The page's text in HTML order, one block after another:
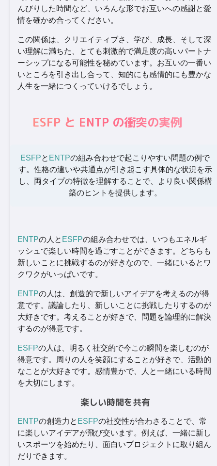
んびりした時間など、いろんな形でお互いへの感謝と愛
情を確かめ合ってください。
この関係は、クリエイティブさ、学び、成長、そして深
い理解に満ちた、とても刺激的で満足度の高いパートナ
ーシップになる可能性を秘めています。お互いの一番い
いところを引き出し合って、知的にも感情的にも豊かな
人生を一緒につくっていけるでしょう。
ESFP と ENTP の衝突の実例
ESFPと ENTPの組み合わせで起こりやすい問題の例で
す。性格の違いや共通点が引き起こす具体的な状況を示
し、両タイプの特徴を理解することで、より良い関係構
築のヒントを提供します。
ENTPの人と ESFPの組み合わせでは、いつもエネルギ
ッシュで楽しい時間を過ごすことができます。どちらも
新しいことに挑戦するのが好きなので、一緒にいるとワ
クワクがいっぱいです。
ENTPの人は、創造的で新しいアイデアを考えるのが得
意です。議論したり、新しいことに挑戦したりするのが
大好きです。考えることが好きで、問題を論理的に解決
するのが得意です。
ESFPの人は、明るく社交的で今この瞬間を楽しむのが
得意です。周りの人を笑顔にすることが好きで、活動的
なことが大好きです。感情豊かで、人と一緒にいる時間
を大切にします。
楽しい時間を共有
ENTPの創造力と ESFPの社交性が合わさることで、常
に楽しいアイデアが飛び交います。例えば、一緒に新し
いスポーツを始めたり、面白いプロジェクトに取り組ん
だりできます。